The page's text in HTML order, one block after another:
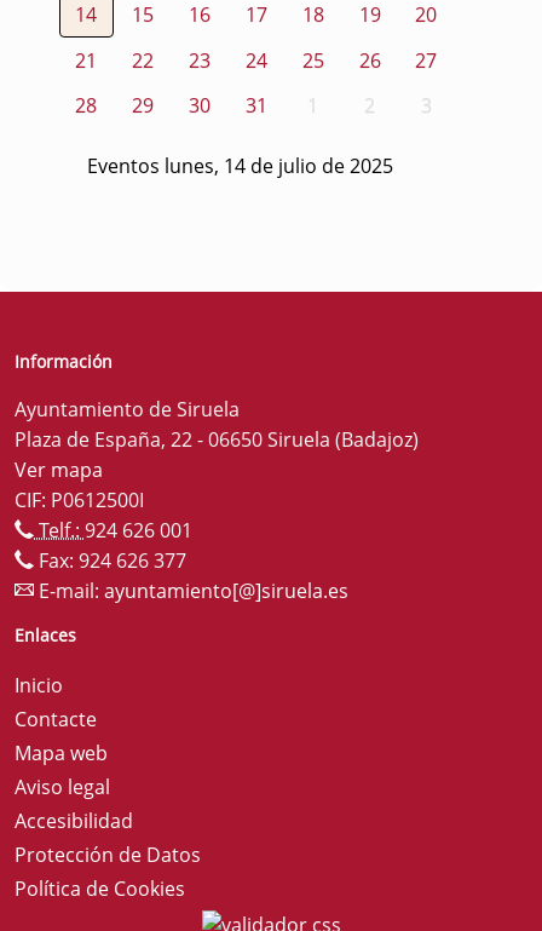
14
15 16 17 18 19
20
21
22 23 24 25 26
27
28
29 30 31 1 2 3
Eventos lunes, 14 de julio de 2025
Información
Ayuntamiento de Siruela
Plaza de España, 22 - 06650 Siruela (Badajoz)
Ver mapa
CIF: P0612500I
Telf.: 924 626 001
Fax: 924 626 377
E-mail: ayuntamiento[@]siruela.es
Enlaces
Inicio
Contacte
Mapa web
Aviso legal
Accesibilidad
Protección de Datos
Política de Cookies